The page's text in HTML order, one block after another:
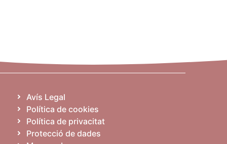
Avís Legal
Política de cookies
Política de privacitat
Protecció de dades